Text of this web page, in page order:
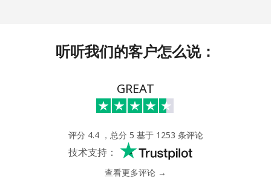
听听我们的客户怎么说：
GREAT
评分 4.4 ，总分 5 基于 1253 条评论
技术支持：
查看更多评论 →